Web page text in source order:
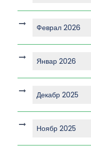
Феврал 2026
Январ 2026
Декабр 2025
Ноябр 2025